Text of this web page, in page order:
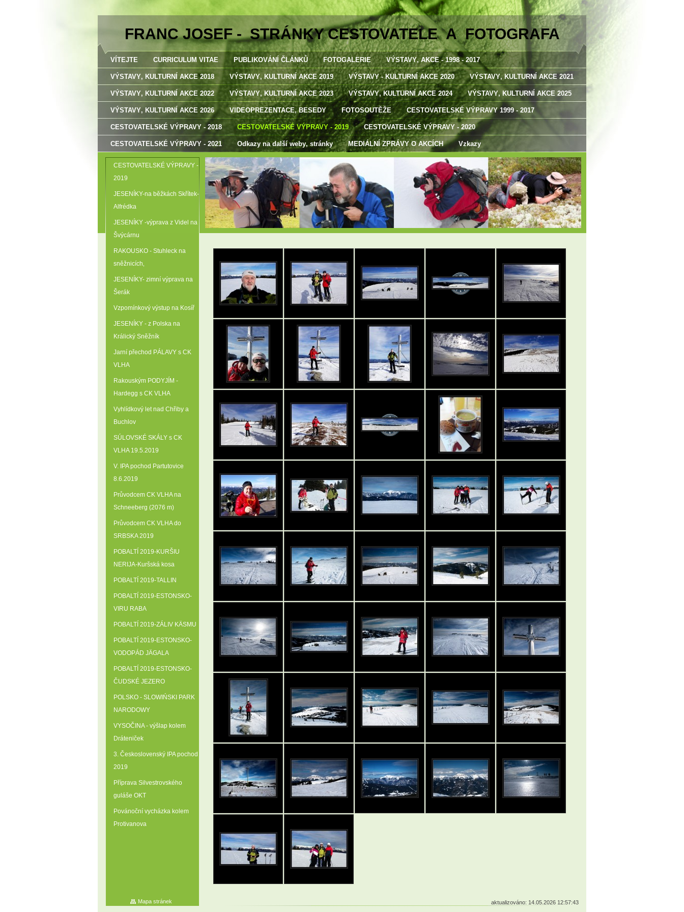
FRANC JOSEF - STRÁNKY CESTOVATELE A FOTOGRAFA
VÍTEJTE CURRICULUM VITAE PUBLIKOVÁNÍ ČLÁNKŮ FOTOGALERIE VÝSTAVY‚ AKCE - 1998 - 2017
VÝSTAVY‚ KULTURNÍ AKCE 2018 VÝSTAVY‚ KULTURNÍ AKCE 2019 VÝSTAVY - KULTURNÍ AKCE 2020 VÝSTAVY‚ KULTURNÍ AKCE 2021
VÝSTAVY‚ KULTURNÍ AKCE 2022 VÝSTAVY‚ KULTURNÍ AKCE 2023 VÝSTAVY‚ KULTURNÍ AKCE 2024 VÝSTAVY‚ KULTURNÍ AKCE 2025
VÝSTAVY‚ KULTURNÍ AKCE 2026 VIDEOPREZENTACE‚ BESEDY FOTOSOUTĚŽE CESTOVATELSKÉ VÝPRAVY 1999 - 2017
CESTOVATELSKÉ VÝPRAVY - 2018 CESTOVATELSKÉ VÝPRAVY - 2019 CESTOVATELSKÉ VÝPRAVY - 2020
CESTOVATELSKÉ VÝPRAVY - 2021 Odkazy na další weby‚ stránky MEDIÁLNÍ ZPRÁVY O AKCÍCH Vzkazy
CESTOVATELSKÉ VÝPRAVY -
2019
JESENÍKY-na běžkách Skřítek-
Alfrédka
JESENÍKY -výprava z Videl na
Švýcárnu
RAKOUSKO - Stuhleck na
sněžnicích‚
JESENÍKY- zimní výprava na
Šerák
Vzpomínkový výstup na Kosíř
JESENÍKY - z Polska na
Králický Sněžník
Jarní přechod PÁLAVY s CK
VLHA
Rakouským PODYJÍM -
Hardegg s CK VLHA
Vyhlídkový let nad Chřiby a
Buchlov
SÚLOVSKÉ SKÁLY s CK
VLHA 19.5.2019
V. IPA pochod Partutovice
8.6.2019
Průvodcem CK VLHA na
Schneeberg (2076 m)
Průvodcem CK VLHA do
SRBSKA 2019
POBALTÍ 2019-KURŠIU
NERIJA-Kuršská kosa
POBALTÍ 2019-TALLIN
POBALTÍ 2019-ESTONSKO-
VIRU RABA
POBALTÍ 2019-ZÁLIV KÄSMU
POBALTÍ 2019-ESTONSKO-
VODOPÁD JÄGALA
POBALTÍ 2019-ESTONSKO-
ČUDSKÉ JEZERO
POLSKO - SLOWIŃSKI PARK
NARODOWY
VYSOČINA - výšlap kolem
Dráteniček
3. Československý IPA pochod
2019
Příprava Silvestrovského
guláše OKT
Povánoční vycházka kolem
Protivanova
aktualizováno: 14.05.2026 12:57:43
Mapa stránek